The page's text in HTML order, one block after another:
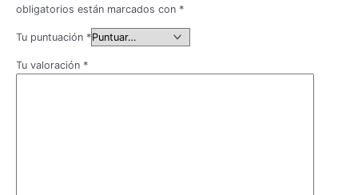
obligatorios están marcados con *
Tu puntuación *
Tu valoración *